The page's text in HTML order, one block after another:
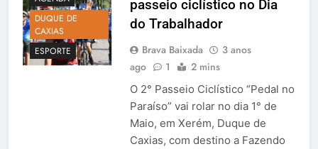
DUQUE DE
CAXIAS
ESPORTE
passeio ciclístico no Dia
do Trabalhador
Brava Baixada
3 anos
ago
1 2 mins
O 2° Passeio Ciclístico “Pedal no
Paraíso” vai rolar no dia 1° de
Maio, em Xerém, Duque de
Caxias, com destino a Fazendo